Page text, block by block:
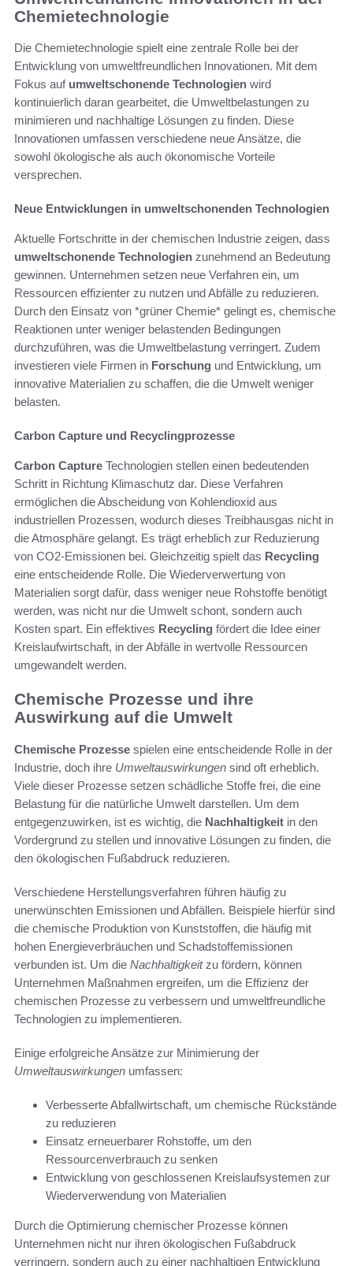
Chemietechnologie
Die Chemietechnologie spielt eine zentrale Rolle bei der
Entwicklung von umweltfreundlichen Innovationen. Mit dem
Fokus auf umweltschonende Technologien wird
kontinuierlich daran gearbeitet, die Umweltbelastungen zu
minimieren und nachhaltige Lösungen zu finden. Diese
Innovationen umfassen verschiedene neue Ansätze, die
sowohl ökologische als auch ökonomische Vorteile
versprechen.
Neue Entwicklungen in umweltschonenden Technologien
Aktuelle Fortschritte in der chemischen Industrie zeigen, dass
umweltschonende Technologien zunehmend an Bedeutung
gewinnen. Unternehmen setzen neue Verfahren ein, um
Ressourcen effizienter zu nutzen und Abfälle zu reduzieren.
Durch den Einsatz von *grüner Chemie* gelingt es, chemische
Reaktionen unter weniger belastenden Bedingungen
durchzuführen, was die Umweltbelastung verringert. Zudem
investieren viele Firmen in Forschung und Entwicklung, um
innovative Materialien zu schaffen, die die Umwelt weniger
belasten.
Carbon Capture und Recyclingprozesse
Carbon Capture Technologien stellen einen bedeutenden
Schritt in Richtung Klimaschutz dar. Diese Verfahren
ermöglichen die Abscheidung von Kohlendioxid aus
industriellen Prozessen, wodurch dieses Treibhausgas nicht in
die Atmosphäre gelangt. Es trägt erheblich zur Reduzierung
von CO2-Emissionen bei. Gleichzeitig spielt das Recycling
eine entscheidende Rolle. Die Wiederverwertung von
Materialien sorgt dafür, dass weniger neue Rohstoffe benötigt
werden, was nicht nur die Umwelt schont, sondern auch
Kosten spart. Ein effektives Recycling fördert die Idee einer
Kreislaufwirtschaft, in der Abfälle in wertvolle Ressourcen
umgewandelt werden.
Chemische Prozesse und ihre
Auswirkung auf die Umwelt
Chemische Prozesse spielen eine entscheidende Rolle in der
Industrie, doch ihre Umweltauswirkungen sind oft erheblich.
Viele dieser Prozesse setzen schädliche Stoffe frei, die eine
Belastung für die natürliche Umwelt darstellen. Um dem
entgegenzuwirken, ist es wichtig, die Nachhaltigkeit in den
Vordergrund zu stellen und innovative Lösungen zu finden, die
den ökologischen Fußabdruck reduzieren.
Verschiedene Herstellungsverfahren führen häufig zu
unerwünschten Emissionen und Abfällen. Beispiele hierfür sind
die chemische Produktion von Kunststoffen, die häufig mit
hohen Energieverbräuchen und Schadstoffemissionen
verbunden ist. Um die Nachhaltigkeitzu fördern, können
Unternehmen Maßnahmen ergreifen, um die Effizienz der
chemischen Prozesse zu verbessern und umweltfreundliche
Technologien zu implementieren.
Einige erfolgreiche Ansätze zur Minimierung der
Umweltauswirkungen umfassen:
Verbesserte Abfallwirtschaft, um chemische Rückstände
zu reduzieren
Einsatz erneuerbarer Rohstoffe, um den
Ressourcenverbrauch zu senken
Entwicklung von geschlossenen Kreislaufsystemen zur
Wiederverwendung von Materialien
Durch die Optimierung chemischer Prozesse können
Unternehmen nicht nur ihren ökologischen Fußabdruck
verringern, sondern auch zu einer nachhaltigen Entwicklung